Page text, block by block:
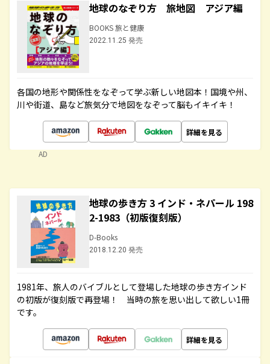
地球のなぞり方 旅地図 アジア編
BOOKS 旅と健康
2022.11.25 発売
各国の地形や関係性をなぞって学ぶ新しい地図本！国境や州、
川や街道、島など旅気分で地図をなぞって脳もイキイキ！
詳細を見る
AD
地球の歩き方 3 インド・ネパール 198
2-1983（初版復刻版）
D-Books
2018.12.20 発売
1981年、旅人のバイブルとして登場した地球の歩き方インド
の初版が復刻版で再登場！ 当時の旅を思い出して欲しい1冊
です。
詳細を見る